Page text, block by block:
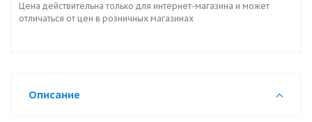
Цена действительна только для интернет-магазина и может
отличаться от цен в розничных магазинах
Описание